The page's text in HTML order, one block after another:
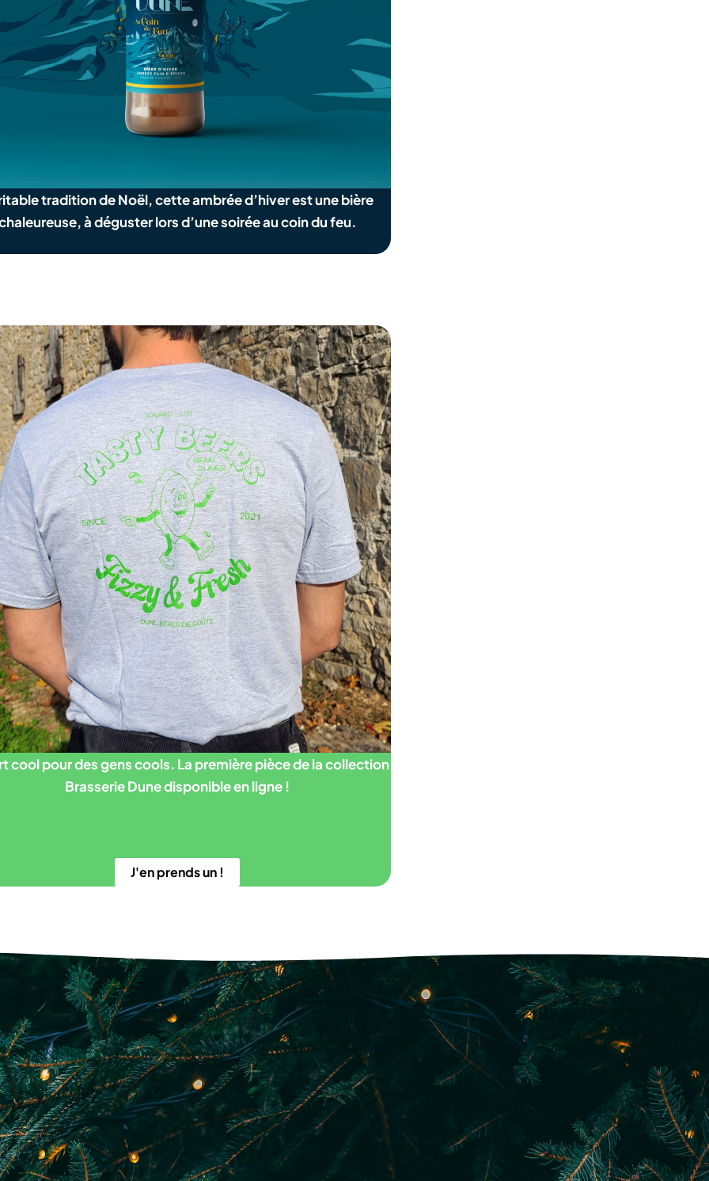
tradition de Noël, cette ambrée d’hiver est une bière
à déguster lors d’une soirée au coin du feu.
cool pour des gens cools. La première pièce de la collection
Brasserie Dune disponible en ligne !
J'en prends un !